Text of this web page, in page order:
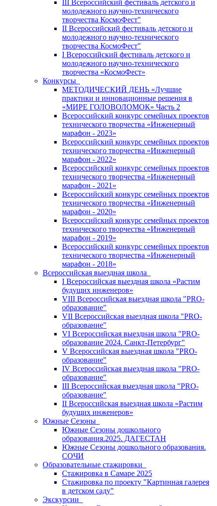
III Всероссийский фестиваль детского и
молодежного научно-технического
творчества КосмоФест"
II Всероссийский фестиваль детского и
молодежного научно-технического
творчества КосмоФест"
I Всероссийский фестиваль детского и
молодежного научно-технического
творчества «КосмоФест»
Конкурсы
МЕТОДИЧЕСКИЙ ДЕНЬ «Лучшие
практики и инновационные решения в
«МИРЕ ГОЛОВОЛОМОК» Часть 2
Всероссийский конкурс семейных проектов
технического творчества «Инженерный
марафон - 2023»
Всероссийский конкурс семейных проектов
технического творчества «Инженерный
марафон - 2022»
Всероссийский конкурс семейных проектов
технического творчества «Инженерный
марафон - 2021»
Всероссийский конкурс семейных проектов
технического творчества «Инженерный
марафон - 2020»
Всероссийский конкурс семейных проектов
технического творчества «Инженерный
марафон - 2019»
Всероссийский конкурс семейных проектов
технического творчества «Инженерный
марафон - 2018»
Всероссийская выездная школа
I Всероссийская выездная школа «Растим
будущих инженеров»
VIII Всероссийская выездная школа "PRO-
образование"
VII Всероссийская выездная школа "PRO-
образование"
VI Всероссийская выездная школа "PRO-
образование 2024. Санкт-Петербург"
V Всероссийская выездная школа "PRO-
образование"
IV Всероссийская выездная школа "PRO-
образование"
III Всероссийская выездная школа "PRO-
образование"
II Всероссийская выездная школа «Растим
будущих инженеров»
Южные Сезоны
Южные Сезоны дошкольного
образования.2025. ДАГЕСТАН
Южные Сезоны дошкольного образования.
СОЧИ
Образовательные стажировки
Стажировка в Самаре 2025
Стажировка по проекту "Картинная галерея
в детском саду"
Экскурсии